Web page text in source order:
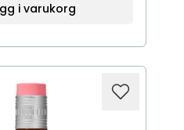
i varukorg